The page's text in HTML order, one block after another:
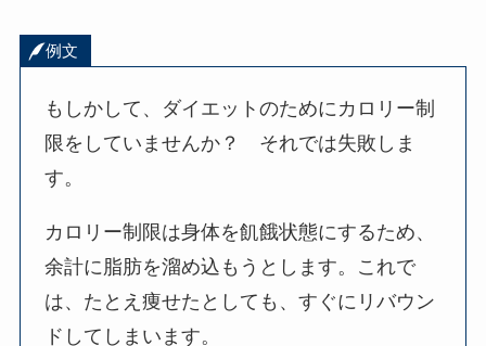
例文
もしかして、ダイエットのためにカロリー制
限をしていませんか？ それでは失敗しま
す。
カロリー制限は身体を飢餓状態にするため、
余計に脂肪を溜め込もうとします。これで
は、たとえ痩せたとしても、すぐにリバウン
ドしてしまいます。